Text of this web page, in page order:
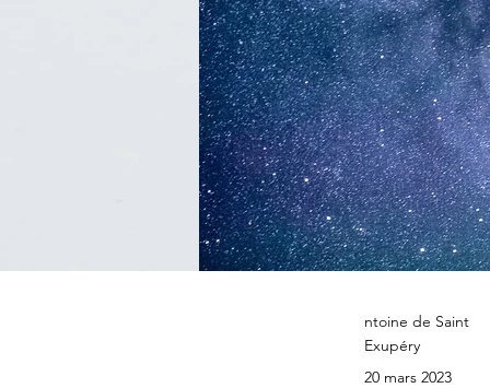
ntoine de Saint
Exupéry
20 mars 2023